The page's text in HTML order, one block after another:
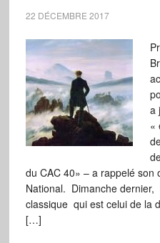
22 DÉCEMBRE 2017
a
«
du CAC 40» – a rappelé son
National. Dimanche
classique qui est celui de la
[…]